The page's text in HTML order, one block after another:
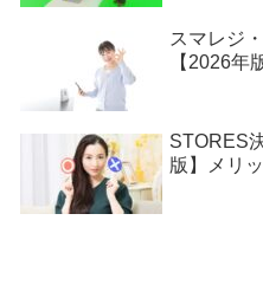
スマレジ
【2026年
STORES
版】メリ